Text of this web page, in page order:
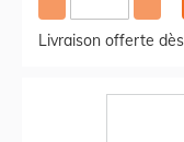
Livraison offerte dès